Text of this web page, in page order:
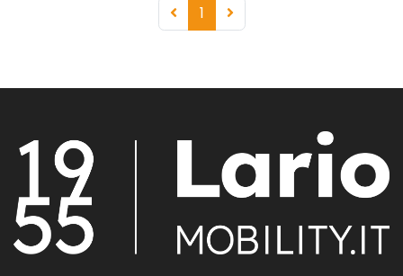
1